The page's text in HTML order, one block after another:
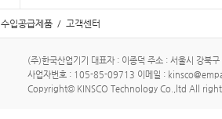
수입공급제품 / 고객센터
(주)한국산업기기 대표자 : 이종덕 주소 : 서울시
사업자번호 : 105-85-09713 이메일 :
Copyright© KINSCO Technology Co.,ltd All